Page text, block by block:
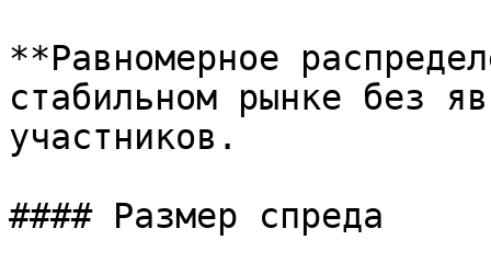
**Равномерное
стабильном рынке без
участников.
#### Размер спреда